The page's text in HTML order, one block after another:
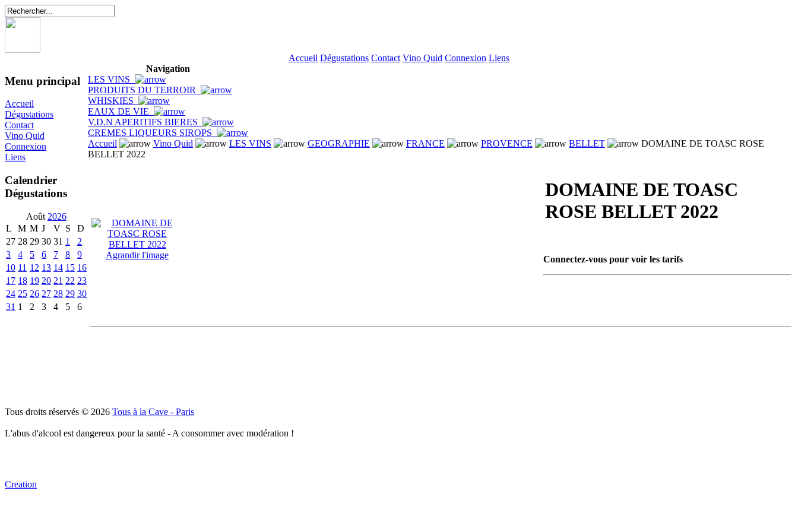
Accueil Dégustations Contact Vino Quid Connexion Liens
Menu principal
Accueil
Dégustations
Contact
Vino Quid
Connexion
Liens
Calendrier
Dégustations
Août 2026
L
M M J V S
D
27 28 29 30 31 1
2
3
4 5 6 7 8
9
10 11 12 13 14 15 16
17 18 19 20 21 22 23
24 25 26 27 28 29 30
31 1 2 3 4 5 6
Navigation
LES VINS
PRODUITS DU TERROIR
WHISKIES
EAUX DE VIE
V.D.N APERITIFS BIERES
CREMES LIQUEURS SIROPS
Accueil
Vino Quid LES VINS GEOGRAPHIE FRANCE PROVENCE BELLET
DOMAINE DE TOASC ROSE
BELLET 2022
Agrandir l'image
DOMAINE DE TOASC
ROSE BELLET 2022
Connectez-vous pour voir les tarifs
Tous droits réservés © 2026 Tous à la Cave - Paris
L'abus d'alcool est dangereux pour la santé - A consommer avec modération !
Creation